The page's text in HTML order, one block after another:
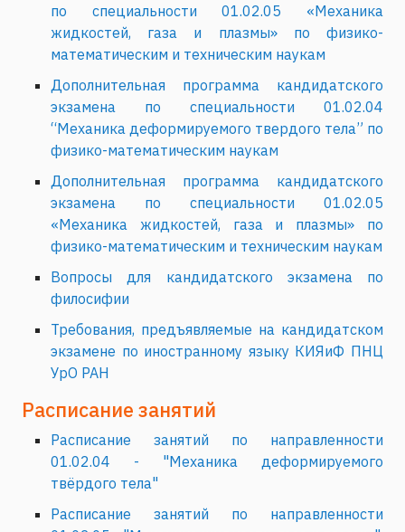
по специальности 01.02.05 «Механика
жидкостей, газа и плазмы» по физико-
математическим и техническим наукам
Дополнительная программа кандидатского
экзамена по специальности 01.02.04
“Механика деформируемого твердого тела” по
физико-математическим наукам
Дополнительная программа кандидатского
экзамена по специальности 01.02.05
«Механика жидкостей, газа и плазмы» по
физико-математическим и техническим наукам
Вопросы для кандидатского экзамена по
филосифии
Требования, предъявляемые на кандидатском
экзамене по иностранному языку КИЯиФ ПНЦ
УрО РАН
Расписание занятий
Расписание занятий по направленности
01.02.04 - "Механика деформируемого
твёрдого тела"
Расписание занятий по направленности